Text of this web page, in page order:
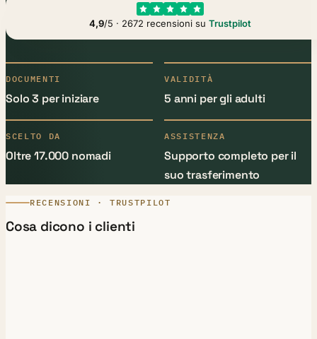
4,9/5 · 2672 recensioni su Trustpilot
DOCUMENTI
Solo 3 per iniziare
VALIDITÀ
5 anni per gli adulti
SCELTO DA
Oltre 17.000 nomadi
ASSISTENZA
Supporto completo per il
suo trasferimento
RECENSIONI · TRUSTPILOT
Cosa dicono i clienti